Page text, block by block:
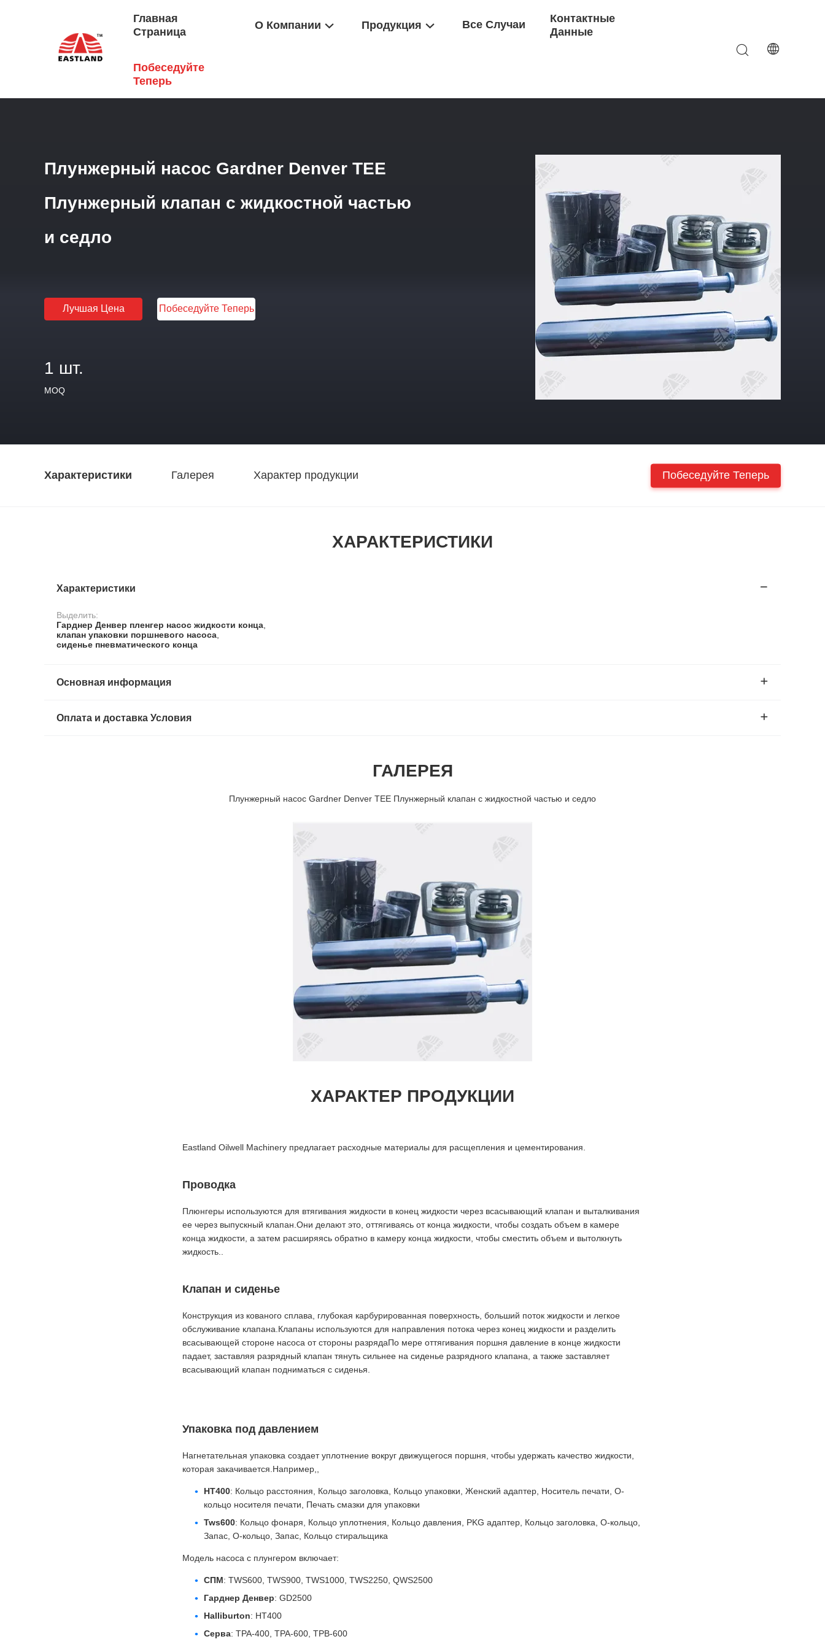
Главная
Страница
О Компании Продукция Все Случаи
Контактные
Данные
Побеседуйте
Теперь
Продукция / Части Концовки Жидкости Насоса С Плунзером
Плунжерный насос Gardner Denver TEE
Плунжерный клапан с жидкостной частью
и седло
Лучшая Цена Побеседуйте Теперь
1 шт.
MOQ
Характеристики Галерея Характер продукции Побеседуйте Теперь
ХАРАКТЕРИСТИКИ
Характеристики
Выделить:
Гарднер Денвер пленгер насос жидкости конца,
клапан упаковки поршневого насоса,
сиденье пневматического конца
Основная информация
Оплата и доставка Условия
ГАЛЕРЕЯ
Плунжерный насос Gardner Denver TEE Плунжерный клапан с жидкостной частью и седло
ХАРАКТЕР ПРОДУКЦИИ
Eastland Oilwell Machinery предлагает расходные материалы для расщепления и цементирования.
Проводка
Плюнгеры используются для втягивания жидкости в конец жидкости через всасывающий клапан и выталкивания
ее через выпускный клапан.Они делают это, оттягиваясь от конца жидкости, чтобы создать объем в камере
конца жидкости, а затем расширяясь обратно в камеру конца жидкости, чтобы сместить объем и вытолкнуть
жидкость..
Клапан и сиденье
Конструкция из кованого сплава, глубокая карбурированная поверхность, больший поток жидкости и легкое
обслуживание клапана.Клапаны используются для направления потока через конец жидкости и разделить
всасывающей стороне насоса от стороны разрядаПо мере оттягивания поршня давление в конце жидкости
падает, заставляя разрядный клапан тянуть сильнее на сиденье разрядного клапана, а также заставляет
всасывающий клапан подниматься с сиденья.
Упаковка под давлением
Нагнетательная упаковка создает уплотнение вокруг движущегося поршня, чтобы удержать качество жидкости,
которая закачивается.Например,,
HT400: Кольцо расстояния, Кольцо заголовка, Кольцо упаковки, Женский адаптер, Носитель печати, О-
кольцо носителя печати, Печать смазки для упаковки
Tws600: Кольцо фонаря, Кольцо уплотнения, Кольцо давления, PKG адаптер, Кольцо заголовка, O-кольцо,
Запас, O-кольцо, Запас, Кольцо стиральщика
Модель насоса с плунгером включает:
СПМ: TWS600, TWS900, TWS1000, TWS2250, QWS2500
Гарднер Денвер: GD2500
Halliburton: HT400
Серва: TPA-400, TPA-600, TPB-600